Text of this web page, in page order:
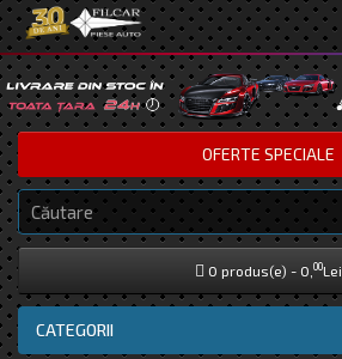
OFERTE SPECIALE
0 produs(e) - 0, 00Lei
CATEGORII